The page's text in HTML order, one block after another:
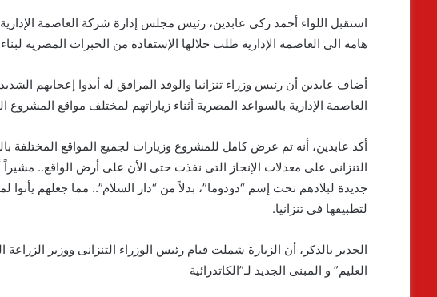
استقبل اللواء أحمد زكى عابدين، رئيس مجلس إدارة شركة العاصمة الإدارية
هامة الى العاصمة الإدارية طلب خلالها الإستفادة من الخبرات المصرية
أضاف عابدين أن رئيس وزراء تنزانيا والوفد المرافق له أبدوا إعجابهم
العاصمة الإدارية بالسواعد المصرية أثناء زياراتهم لمختلف مواقع المشروع
أكد عابدين، أنه تم عرض كامل للمشروع وزيارات لجميع المواقع المختلفة
التنزانى على معدلات الإنجاز التى نفذت حتى الأن على أرض الواقع.. مشيراً
جديدة لبلادهم تحت إسم “دودوما”، بدلاً من “دار السلام”.. مما جعلهم يأتوا
لتطبيقها فى تنزانيا.
الجدير بالذكر، أن الزيارة شملت قيام رئيس الوزراء التنزانى ووزير
العليم” و المبنى الجديد لـ”الكاتدرائية